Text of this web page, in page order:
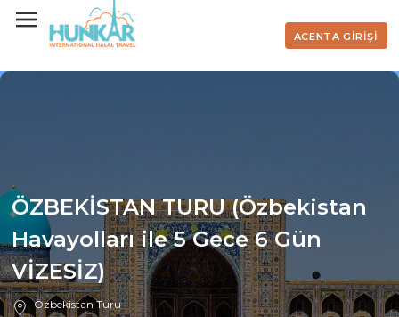
ACENTA GİRİŞİ
ÖZBEKİSTAN TURU (Özbekistan
Havayolları ile 5 Gece 6 Gün
VİZESİZ)
Özbekistan Turu